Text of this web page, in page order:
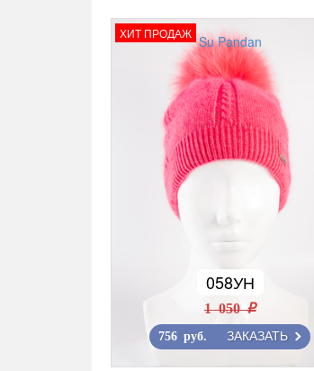
ХИТ ПРОДАЖ Su Pandan
058УН
1 050 r
756 руб. ЗАКАЗАТЬ